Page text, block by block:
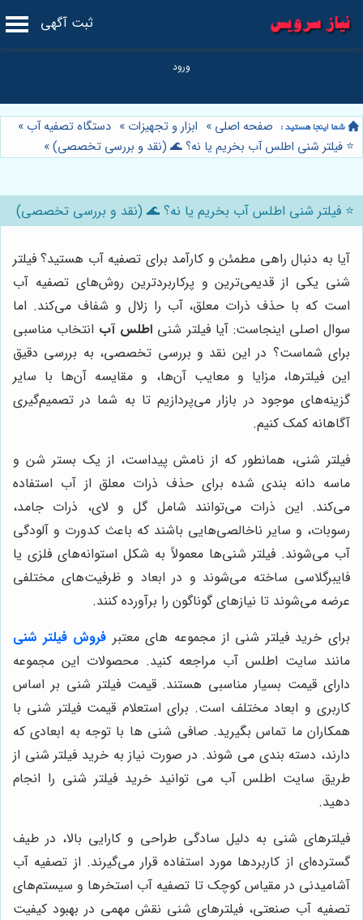
ثبت آگهی
صفحه اصلی » ابزار و تجهیزات » دستگاه تصفیه آب »
⭐️ فیلتر شنی اطلس آب بخریم یا نه؟ 🌊 (نقد و بررسی تخصصی)»
⭐️ فیلتر شنی اطلس آب بخریم یا نه؟ 🌊 (نقد و بررسی تخصصی)
آیا به دنبال راهی مطمئن و کارآمد برای تصفیه آب هستید؟ فیلتر
شنی یکی از قدیمی‌ترین و پرکاربردترین روش‌های تصفیه آب
است که با حذف ذرات معلق، آب را زلال و شفاف می‌کند. اما
سوال اصلی اینجاست: آیا فیلتر شنی اطلس آب انتخاب مناسبی
برای شماست؟ در این نقد و بررسی تخصصی، به بررسی دقیق
این فیلترها، مزایا و معایب آن‌ها، و مقایسه آن‌ها با سایر
گزینه‌های موجود در بازار می‌پردازیم تا به شما در تصمیم‌گیری
آگاهانه کمک کنیم.
فیلتر شنی، همانطور که از نامش پیداست، از یک بستر شن و
ماسه دانه بندی شده برای حذف ذرات معلق از آب استفاده
می‌کند. این ذرات می‌توانند شامل گل و لای، ذرات جامد،
رسوبات، و سایر ناخالصی‌هایی باشند که باعث کدورت و آلودگی
آب می‌شوند. فیلتر شنی‌ها معمولاً به شکل استوانه‌های فلزی یا
فایبرگلاسی ساخته می‌شوند و در ابعاد و ظرفیت‌های مختلفی
عرضه می‌شوند تا نیازهای گوناگون را برآورده کنند.
برای خرید فیلتر شنی از مجموعه های معتبر فروش فیلتر شنی
مانند سایت اطلس آب مراجعه کنید. محصولات این مجموعه
دارای قیمت بسیار مناسبی هستند. قیمت فیلتر شنی بر اساس
کاربری و ابعاد مختلف است. برای استعلام قیمت فیلتر شنی با
همکاران ما تماس بگیرید. صافی شنی ها با توجه به ابعادی که
دارند، دسته بندی می شوند. در صورت نیاز به خرید فیلتر شنی از
طریق سایت اطلس آب می توانید خرید فیلتر شنی را انجام
دهید.
فیلترهای شنی به دلیل سادگی طراحی و کارایی بالا، در طیف
گسترده‌ای از کاربردها مورد استفاده قرار می‌گیرند. از تصفیه آب
آشامیدنی در مقیاس کوچک تا تصفیه آب استخرها و سیستم‌های
تصفیه آب صنعتی، فیلترهای شنی نقش مهمی در بهبود کیفیت